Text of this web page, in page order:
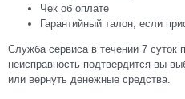
Чек об оплате
Гарантийный талон, если
Служба сервиса в течении 7 суток
неисправность подтвердится вы
или вернуть денежные средства.